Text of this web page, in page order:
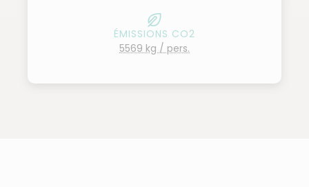
couper le souffle. Une exploration andine
ÉMISSIONS CO2
5569 kg / pers.